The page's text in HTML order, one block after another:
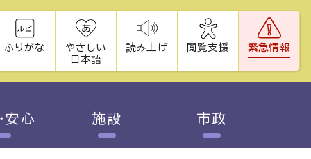
ふりがな
やさしい
日本語
読み上げ 閲覧支援 緊急情報
安心 施設 市政